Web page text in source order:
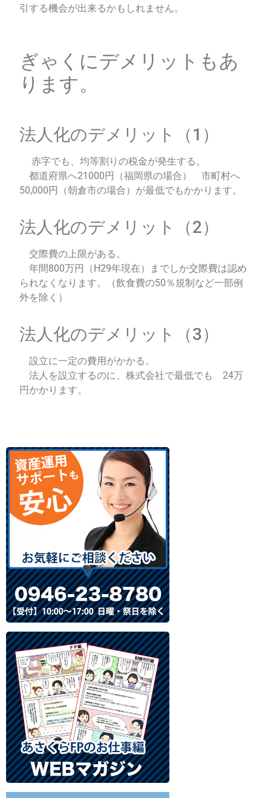
引する機会が出来るかもしれません。
ぎゃくにデメリットもあ
ります。
法人化のデメリット（1）
赤字でも、均等割りの税金が発生する。
都道府県へ21000円（福岡県の場合） 市町村へ
50,000円（朝倉市の場合）が最低でもかかります。
法人化のデメリット（2）
交際費の上限がある。
年間800万円（H29年現在）
までしか交際費は認め
られなくなります。（飲食費の50％規制など一部例
外を除く）
法人化のデメリット（3）
設立に一定の費用がかかる。
法人を設立するのに、株式会社で最低でも 24万
円かかります。